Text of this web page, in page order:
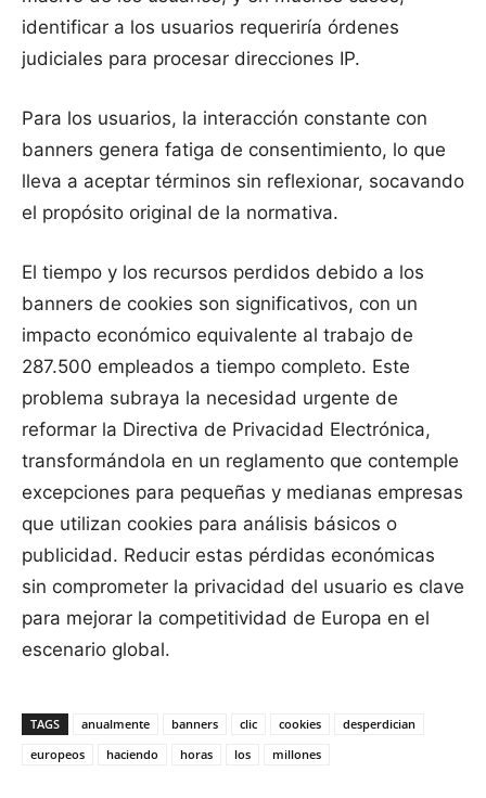
identificar a los usuarios requeriría órdenes
judiciales para procesar direcciones IP.
Para los usuarios, la interacción constante con
banners genera fatiga de consentimiento, lo que
lleva a aceptar términos sin reflexionar, socavando
el propósito original de la normativa.
El tiempo y los recursos perdidos debido a los
banners de cookies son significativos, con un
impacto económico equivalente al trabajo de
287.500 empleados a tiempo completo. Este
problema subraya la necesidad urgente de
reformar la Directiva de Privacidad Electrónica,
transformándola en un reglamento que contemple
excepciones para pequeñas y medianas empresas
que utilizan cookies para análisis básicos o
publicidad. Reducir estas pérdidas económicas
sin comprometer la privacidad del usuario es clave
para mejorar la competitividad de Europa en el
escenario global.
TAGS anualmente banners clic cookies
desperdician
europeos
haciendo horas los millones